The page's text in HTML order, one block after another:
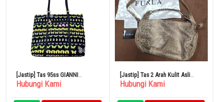
[Jastip] Tas 95ss GIANNI
VERSACE Butterfly
Hubungi Kami
[Jastip] Tas 2 Arah Kulit Asli
FURLA Pola Python Bahu Krem
Hubungi Kami